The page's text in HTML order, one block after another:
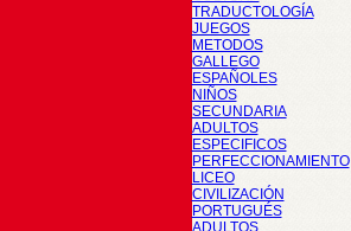
TRADUCTOLOGÍA
JUEGOS
METODOS
GALLEGO
ESPAÑOLES
NIÑOS
SECUNDARIA
ADULTOS
ESPECIFICOS
PERFECCIONAMIENTO
LICEO
CIVILIZACIÓN
PORTUGUÉS
ADULTOS